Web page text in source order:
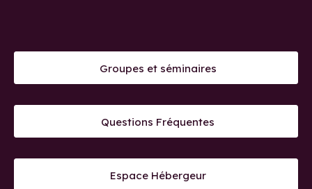
Groupes et séminaires
Questions Fréquentes
Espace Hébergeur